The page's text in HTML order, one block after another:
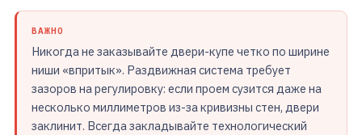
ВАЖНО
Никогда не заказывайте двери-купе четко по ширине
ниши «впритык». Раздвижная система требует
зазоров на регулировку: если проем сузится даже на
несколько миллиметров из-за кривизны стен, двери
заклинит. Всегда закладывайте технологический